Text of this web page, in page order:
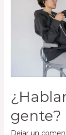
gente?
Dejar un